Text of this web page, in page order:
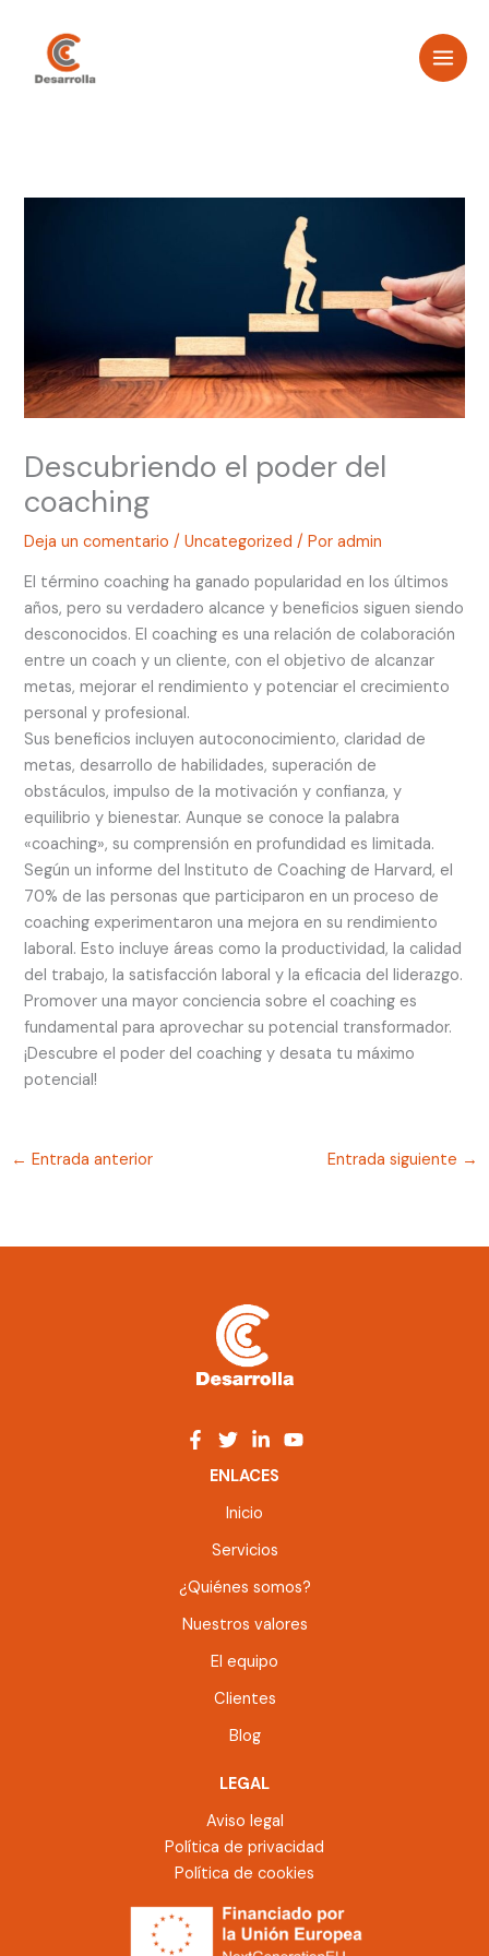
contenido
Descubriendo el poder del
coaching
Deja un comentario /Uncategorized / Poradmin
El término coaching ha ganado popularidad en los últimos
años, pero su verdadero alcance y beneficios siguen siendo
desconocidos. El coaching es una relación de colaboración
entre un coach y un cliente, con el objetivo de alcanzar
metas, mejorar el rendimiento y potenciar el crecimiento
personal y profesional.
Sus beneficios incluyen autoconocimiento, claridad de
metas, desarrollo de habilidades, superación de
obstáculos, impulso de la motivación y confianza, y
equilibrio y bienestar. Aunque se conoce la palabra
«coaching», su comprensión en profundidad es limitada.
Según un informe del Instituto de Coaching de Harvard, el
70% de las personas que participaron en un proceso de
coaching experimentaron una mejora en su rendimiento
laboral. Esto incluye áreas como la productividad, la calidad
del trabajo, la satisfacción laboral y la eficacia del liderazgo.
Promover una mayor conciencia sobre el coaching es
fundamental para aprovechar su potencial transformador.
¡Descubre el poder del coaching y desata tu máximo
potencial!
← Entrada anterior Entrada siguiente →
ENLACES
Inicio
Servicios
¿Quiénes somos?
Nuestros valores
El equipo
Clientes
Blog
LEGAL
Aviso legal
Política de privacidad
Política de cookies